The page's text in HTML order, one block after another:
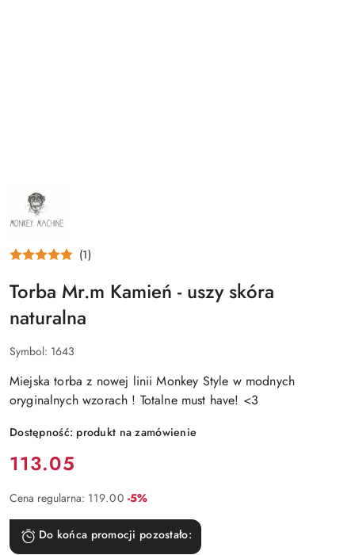
PRODUCENTA:
MONKEY
MACHINE
(1)
Torba Mr.m Kamień - uszy skóra
naturalna
Symbol: 1643
Miejska torba z nowej linii Monkey Style w modnych
oryginalnych wzorach ! Totalne must have! <3
Dostępność: produkt na zamówienie
Cena:
113.05
Cena regularna: 119.00 Rabat:
-5%
Do końca promocji pozostało: